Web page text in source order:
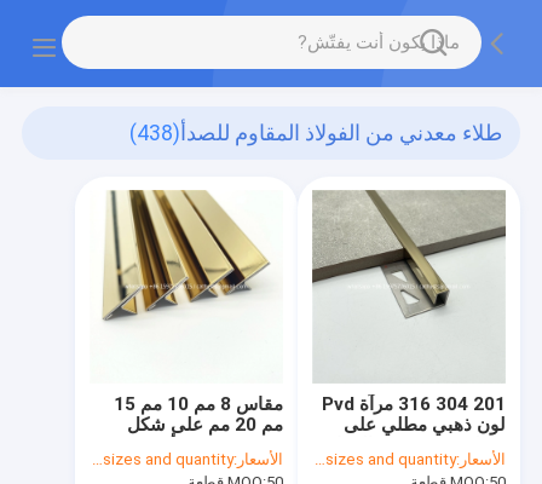
طلاء معدني من الفولاذ المقاوم للصدأ (438)
مقاس 8 مم 10 مم 15
مم 20 مم على شكل
اللون معدني بلاط تقليم
الأسعار:based on sizes and quantity
201 304 316 مرآة Pvd
لون ذهبي مطلي على
المقاوم للصدأ
الأسعار:based on sizes and quantity